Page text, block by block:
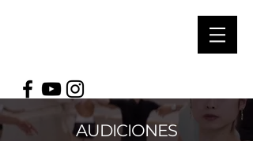
AUDICIONES